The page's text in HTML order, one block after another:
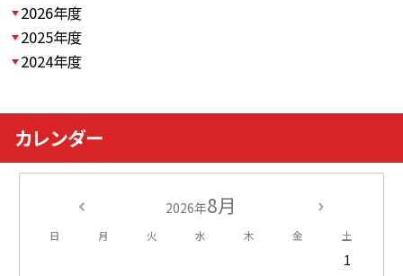
2026年度
2025年度
2024年度
カレンダー
2026年8月
日 月 火 水 木 金 土
1